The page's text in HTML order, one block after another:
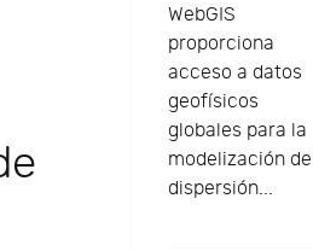
WebGIS
proporciona
acceso a datos
geofísicos
globales para la
modelización
dispersión...